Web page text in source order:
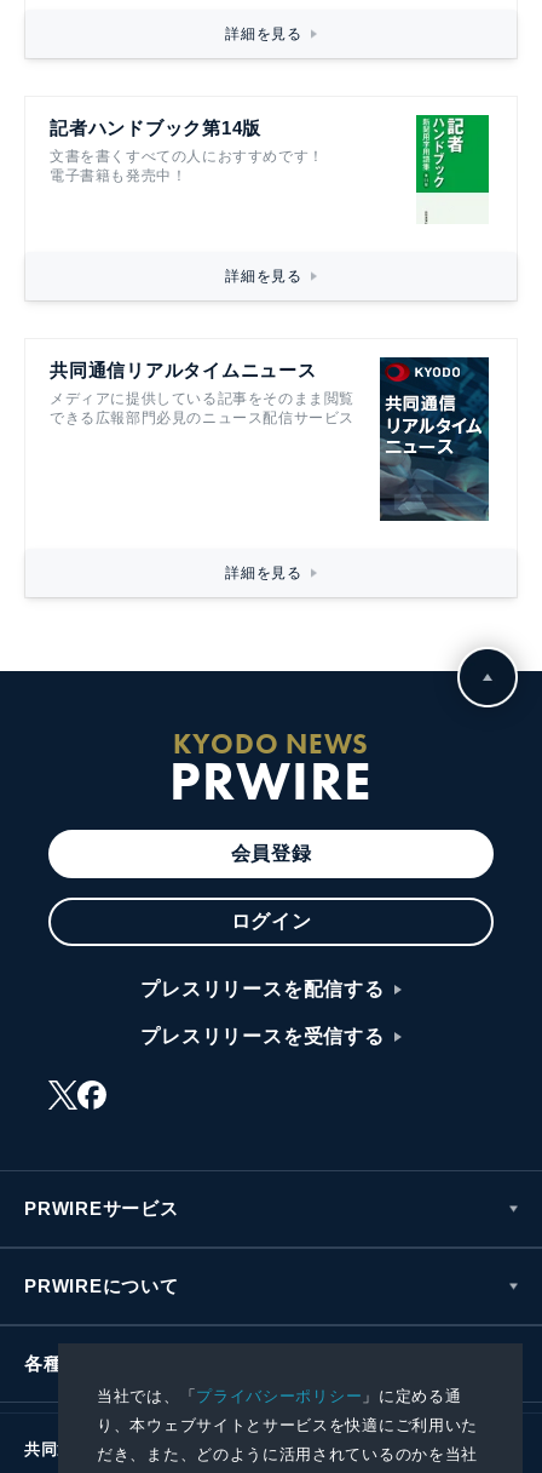
当社では、「プライバシーポリシー 」に定める通
り、本ウェブサイトとサービスを快適にご利用いた
だき、また、どのように活用されているのかを当社
詳細を見る
記者ハンドブック第14版
文書を書くすべての人におすすめです！
電子書籍も発売中！
詳細を見る
共同通信リアルタイムニュース
メディアに提供している記事をそのまま閲覧
できる広報部門必見のニュース配信サービス
詳細を見る
KYODO NEWS
PRWIRE
会員登録
ログイン
プレスリリースを配信する
プレスリリースを受信する
PRWIREサービス
PRWIREについて
各種お問い合わせ
共同通信社グループ